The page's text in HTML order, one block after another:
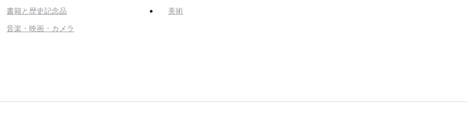
書籍と歴史記念品 美術
音楽・映画・カメラ